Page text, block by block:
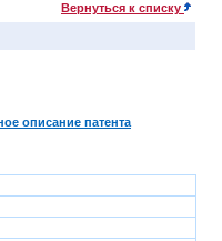
Вернуться к списку
описание патента